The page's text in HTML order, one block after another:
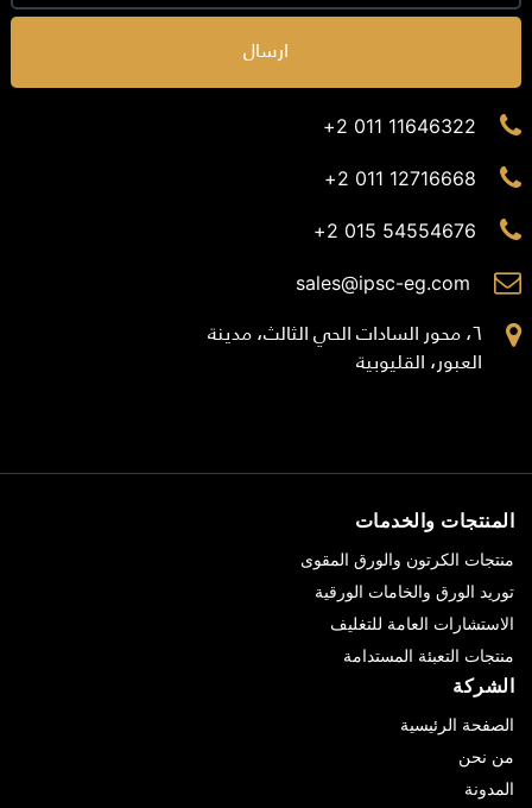
ارسال
11646322 011 2+
12716668 011 2+
54554676 015 2+
sales@ipsc-eg.com
٦، محور السادات الحي الثالث، مدينة
العبور، القليوبية
المنتجات والخدمات
منتجات الكرتون والورق المقوى
توريد الورق والخامات الورقية
الاستشارات العامة للتغليف
منتجات التعبئة المستدامة
الشركة
الصفحة الرئيسية
من نحن
المدونة